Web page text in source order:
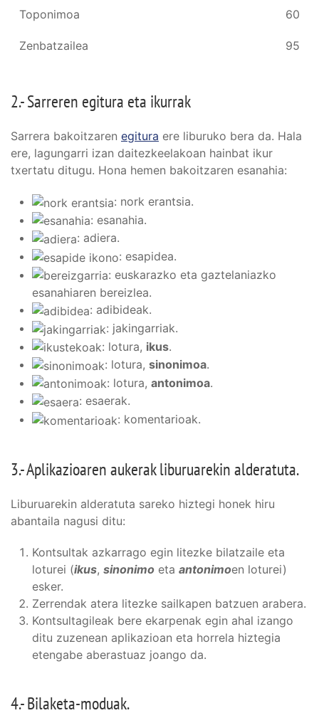
Toponimoa 60
Zenbatzailea 95
2.- Sarreren egitura eta ikurrak
Sarrera bakoitzaren egitura ere liburuko bera da. Hala
ere, lagungarri izan daitezkeelakoan hainbat ikur
txertatu ditugu. Hona hemen bakoitzaren esanahia:
: nork erantsia.
: esanahia.
: adiera.
: esapidea.
: euskarazko eta gaztelaniazko
esanahiaren bereizlea.
: adibideak.
: jakingarriak.
: lotura, ikus.
: lotura, sinonimoa.
: lotura, antonimoa.
: esaerak.
: komentarioak.
3.- Aplikazioaren aukerak liburuarekin alderatuta.
Liburuarekin alderatuta sareko hiztegi honek hiru
abantaila nagusi ditu:
Kontsultak azkarrago egin litezke bilatzaile eta
loturei (ikus, sinonimo eta antonimoen loturei)
esker.
Zerrendak atera litezke sailkapen batzuen arabera.
Kontsultagileak bere ekarpenak egin ahal izango
ditu zuzenean aplikazioan eta horrela hiztegia
etengabe aberastuaz joango da.
4.- Bilaketa-moduak.